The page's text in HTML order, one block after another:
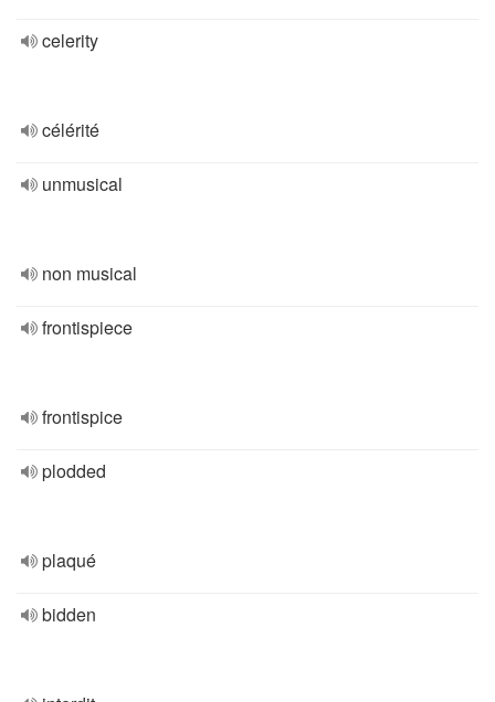
celerity
célérité
unmusical
non musical
frontispiece
frontispice
plodded
plaqué
bidden